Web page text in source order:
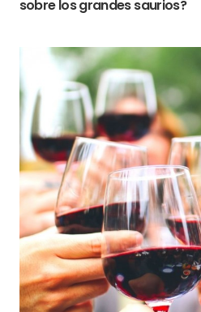
sobre los grandes saurios?